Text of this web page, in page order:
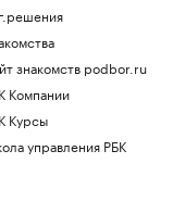
знакомств podbor.ru
Компании
Курсы
управления РБК